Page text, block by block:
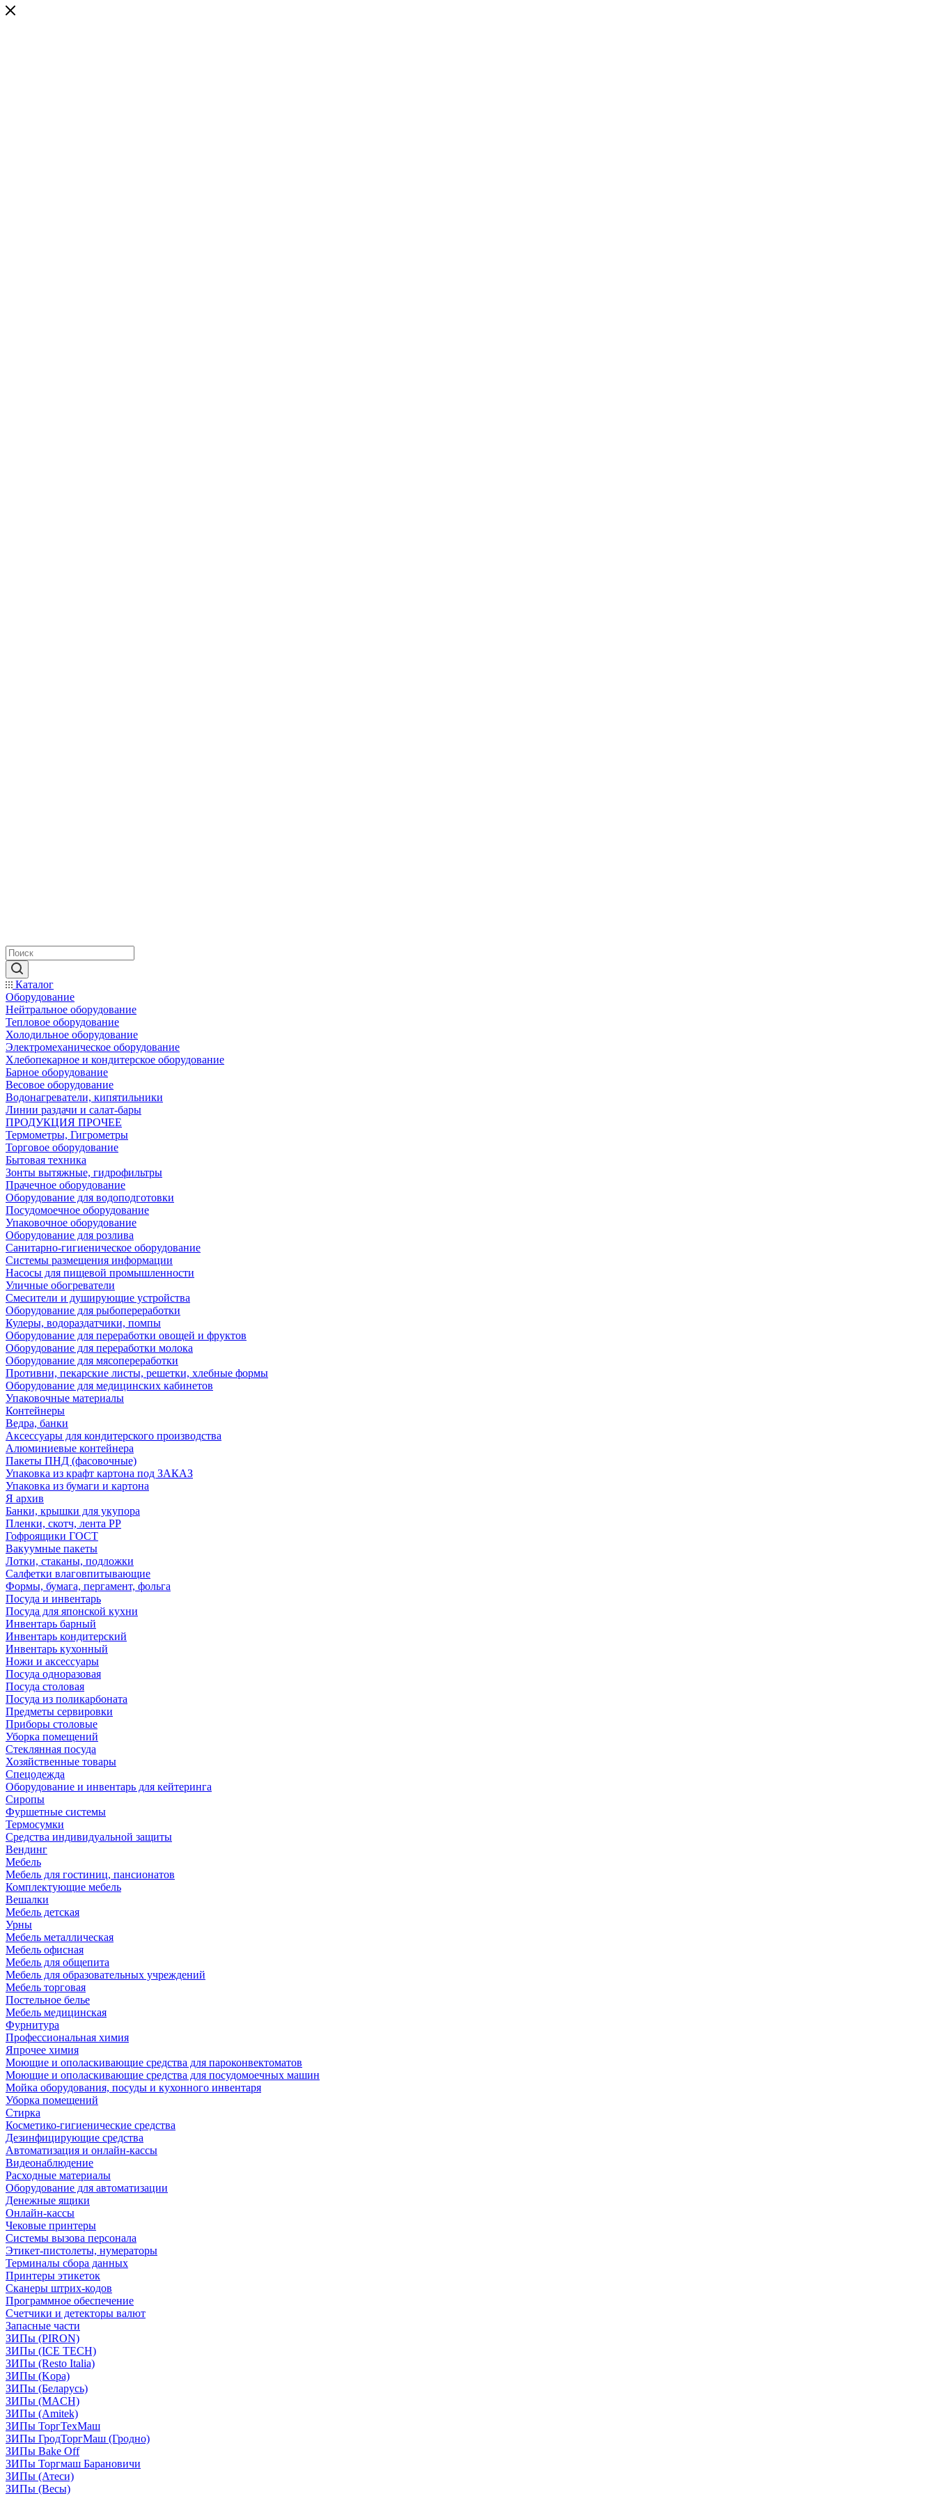
Каталог
Оборудование
Нейтральное оборудование
Тепловое оборудование
Холодильное оборудование
Электромеханическое оборудование
Хлебопекарное и кондитерское оборудование
Барное оборудование
Весовое оборудование
Водонагреватели, кипятильники
Линии раздачи и салат-бары
ПРОДУКЦИЯ ПРОЧЕЕ
Термометры, Гигрометры
Торговое оборудование
Бытовая техника
Зонты вытяжные, гидрофильтры
Прачечное оборудование
Оборудование для водоподготовки
Посудомоечное оборудование
Упаковочное оборудование
Оборудование для розлива
Санитарно-гигиеническое оборудование
Системы размещения информации
Насосы для пищевой промышленности
Уличные обогреватели
Смесители и душирующие устройства
Оборудование для рыбопереработки
Кулеры, водораздатчики, помпы
Оборудование для переработки овощей и фруктов
Оборудование для переработки молока
Оборудование для мясопереработки
Противни, пекарские листы, решетки, хлебные формы
Оборудование для медицинских кабинетов
Упаковочные материалы
Контейнеры
Ведра, банки
Аксессуары для кондитерского производства
Алюминиевые контейнера
Пакеты ПНД (фасовочные)
Упаковка из крафт картона под ЗАКАЗ
Упаковка из бумаги и картона
Я архив
Банки, крышки для укупора
Пленки, скотч, лента РР
Гофроящики ГОСТ
Вакуумные пакеты
Лотки, стаканы, подложки
Салфетки влаговпитывающие
Формы, бумага, пергамент, фольга
Посуда и инвентарь
Посуда для японской кухни
Инвентарь барный
Инвентарь кондитерский
Инвентарь кухонный
Ножи и аксессуары
Посуда одноразовая
Посуда столовая
Посуда из поликарбоната
Предметы сервировки
Приборы столовые
Уборка помещений
Стеклянная посуда
Хозяйственные товары
Спецодежда
Оборудование и инвентарь для кейтеринга
Сиропы
Фуршетные системы
Термосумки
Средства индивидуальной защиты
Вендинг
Мебель
Мебель для гостиниц, пансионатов
Комплектующие мебель
Вешалки
Мебель детская
Урны
Мебель металлическая
Мебель офисная
Мебель для общепита
Мебель для образовательных учреждений
Мебель торговая
Постельное белье
Мебель медицинская
Фурнитура
Профессиональная химия
Япрочее химия
Моющие и ополаскивающие средства для пароконвектоматов
Моющие и ополаскивающие средства для посудомоечных машин
Мойка оборудования, посуды и кухонного инвентаря
Уборка помещений
Стирка
Косметико-гигиенические средства
Дезинфицирующие средства
Автоматизация и онлайн-кассы
Видеонаблюдение
Расходные материалы
Оборудование для автоматизации
Денежные ящики
Онлайн-кассы
Чековые принтеры
Системы вызова персонала
Этикет-пистолеты, нумераторы
Терминалы сбора данных
Принтеры этикеток
Сканеры штрих-кодов
Программное обеспечение
Счетчики и детекторы валют
Запасные части
ЗИПы (PIRON)
ЗИПы (ICE TECH)
ЗИПы (Resto Italia)
ЗИПы (Kopa)
ЗИПы (Беларусь)
ЗИПы (MACH)
ЗИПы (Amitek)
ЗИПы ТоргТехМаш
ЗИПы ГродТоргМаш (Гродно)
ЗИПы Bake Off
ЗИПы Торгмаш Барановичи
ЗИПы (Атеси)
ЗИПы (Весы)